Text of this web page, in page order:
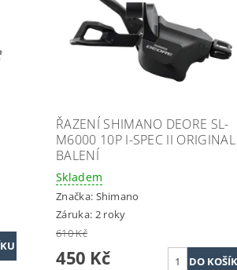
ŘAZENÍ SHIMANO DEORE SL-
M6000 10P I-SPEC II ORIGINAL
BALENÍ
Skladem
Značka: Shimano
Záruka: 2 roky
610 Kč
450 Kč